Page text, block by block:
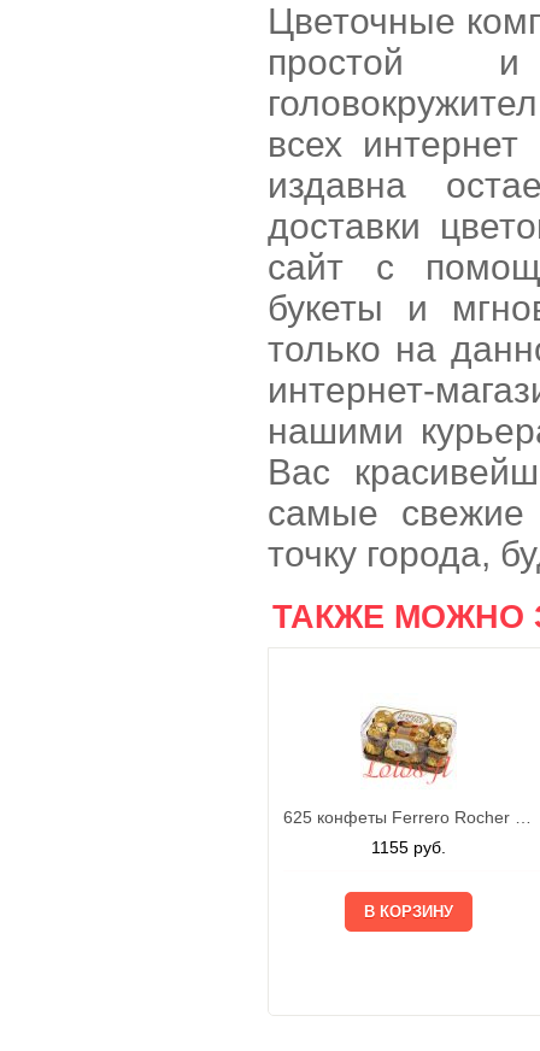
Цветочные
простой и
всех
издавна
доставки
сайт с
букеты и
только на
интернет-
нашими
Вас
самые
точку города,
ТАКЖЕ МОЖНО
625 конфеты Ferrero Rocher 200г
1155 руб.